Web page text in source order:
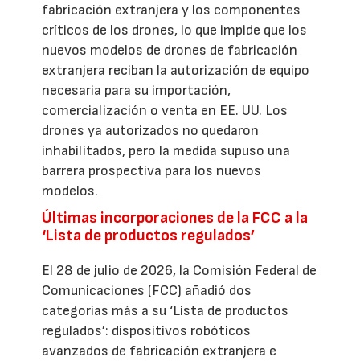
fabricación extranjera y los componentes
críticos de los drones, lo que impide que los
nuevos modelos de drones de fabricación
extranjera reciban la autorización de equipo
necesaria para su importación,
comercialización o venta en EE. UU. Los
drones ya autorizados no quedaron
inhabilitados, pero la medida supuso una
barrera prospectiva para los nuevos
modelos.
Últimas incorporaciones de la FCC a la
‘Lista de productos regulados’
El 28 de julio de 2026, la Comisión Federal de
Comunicaciones (FCC) añadió dos
categorías más a su ‘Lista de productos
regulados’: dispositivos robóticos
avanzados de fabricación extranjera e